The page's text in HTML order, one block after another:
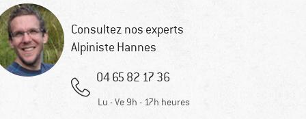
Consultez nos experts
Alpiniste Hannes
04 65 82 17 36
Lu - Ve 9h - 17h heures